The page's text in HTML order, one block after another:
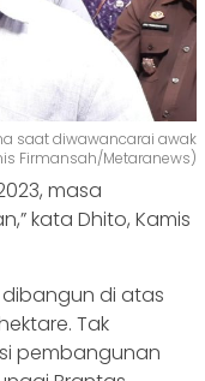
saat diwawancarai awak
Firmansah/Metaranews)
masa
kata Dhito, Kamis
di atas
Tak
pembangunan